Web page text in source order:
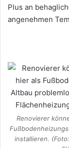
Plus an
angenehmen
Renovierer
installieren.